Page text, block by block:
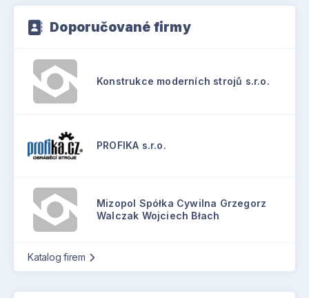
Doporučované firmy
Konstrukce moderních strojů s.r.o.
PROFIKA s.r.o.
Mizopol Spółka Cywilna Grzegorz
Walczak Wojciech Błach
Katalog firem